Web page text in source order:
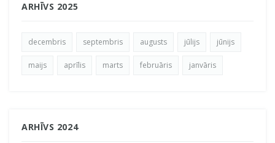
ARHĪVS 2025
decembris septembris augusts jūlijs jūnijs
maijs aprīlis marts februāris janvāris
ARHĪVS 2024